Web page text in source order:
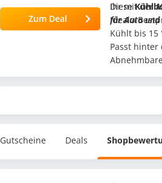
Zum Deal
Ihr mit der
für Auto und
Diese
Idealo-
Kühlt bis 15
Passt
Stunden
Gutscheine Deals